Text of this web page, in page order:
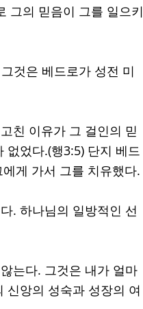
그의 믿음이 그를 일으키
것은 베드로가 성전 미
친 이유가 그 걸인의 믿
없었다.(행3:5) 단지 베드
게 가서 그를 치유했다.
. 하나님의 일방적인 선
는다. 그것은 내가 얼마
신앙의 성숙과 성장의 여